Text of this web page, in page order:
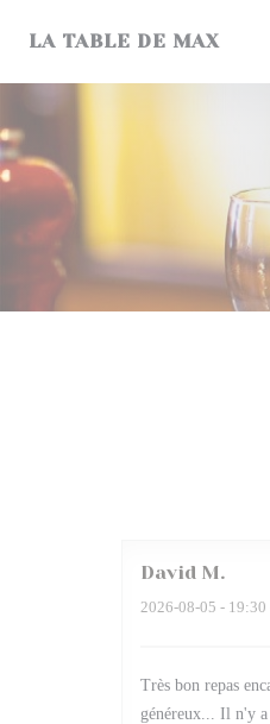
LA TABLE DE MAX
David M
2026-08-05 - 19:30
Très bon repas
généreux... Il n'y